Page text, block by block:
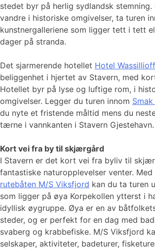
stedet byr på herlig sydlandsk stemning.
vandre i historiske omgivelser, ta turen
kunstnergalleriene som ligger tett i tett
dager på stranda.
Det sjarmerende hotellet Hotel Wassillioff
beliggenhet i hjertet av Stavern, med
Hotellet byr på lyse og luftige rom, i
omgivelser. Legger du turen innom
du nyte et fristende måltid mens du
tærne i vannkanten i Stavern Gjestehavn.
Kort vei fra by til skjærgård
I Stavern er det kort vei fra byliv til
fantastiske naturopplevelser venter.
rutebåten M/S Viksfjord kan du ta turen
som ligger på øya Korpekollen ytterst i
idyllisk øygruppe. Øya er en av
steder, og er perfekt for en dag med
svaberg og krabbefiske. M/S Viksfjord
selskaper, aktiviteter, badeturer,